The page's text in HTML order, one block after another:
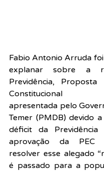
Fabio Antonio Arruda
explanar sobre a
Previdência, Proposta
Constitucional
apresentada pelo
Temer (PMDB) devido
déficit da
aprovação da PEC
resolver esse alegado
é passado para a